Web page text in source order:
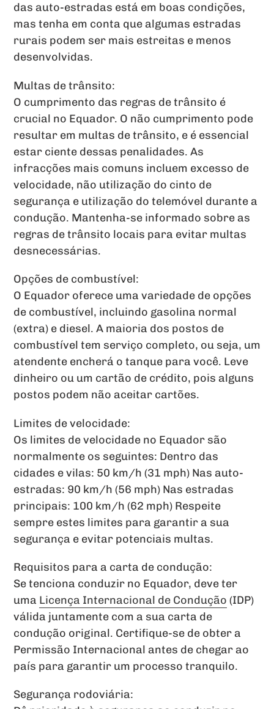
das auto-estradas está em boas condições,
mas tenha em conta que algumas estradas
rurais podem ser mais estreitas e menos
desenvolvidas.
Multas de trânsito:
O cumprimento das regras de trânsito é
crucial no Equador. O não cumprimento pode
resultar em multas de trânsito, e é essencial
estar ciente dessas penalidades. As
infracções mais comuns incluem excesso de
velocidade, não utilização do cinto de
segurança e utilização do telemóvel durante a
condução. Mantenha-se informado sobre as
regras de trânsito locais para evitar multas
desnecessárias.
Opções de combustível:
O Equador oferece uma variedade de opções
de combustível, incluindo gasolina normal
(extra) e diesel. A maioria dos postos de
combustível tem serviço completo, ou seja, um
atendente encherá o tanque para você. Leve
dinheiro ou um cartão de crédito, pois alguns
postos podem não aceitar cartões.
Limites de velocidade:
Os limites de velocidade no Equador são
normalmente os seguintes: Dentro das
cidades e vilas: 50 km/h (31 mph) Nas auto-
estradas: 90 km/h (56 mph) Nas estradas
principais: 100 km/h (62 mph) Respeite
sempre estes limites para garantir a sua
segurança e evitar potenciais multas.
Requisitos para a carta de condução:
Se tenciona conduzir no Equador, deve ter
uma Licença Internacional de Condução (IDP)
válida juntamente com a sua carta de
condução original. Certifique-se de obter a
Permissão Internacional antes de chegar ao
país para garantir um processo tranquilo.
Segurança rodoviária: